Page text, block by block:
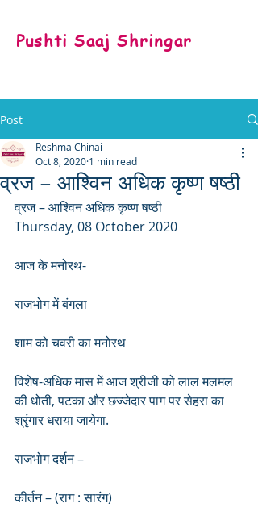
Pushti Saaj Shringar
Post
व्रज – आश्विन अधिक कृष्ण षष्ठी
Reshma Chinai
Oct 8, 2020 1 min read
व्रज – आश्विन अधिक कृष्ण षष्ठी
Thursday, 08 October 2020
आज के मनोरथ-
राजभोग में बंगला
शाम को चवरी का मनोरथ
विशेष-अधिक मास में आज श्रीजी को लाल मलमल
की धोती, पटका और छज्जेदार पाग पर सेहरा का
श्रृंगार धराया जायेगा.
राजभोग दर्शन –
कीर्तन – (राग : सारंग)